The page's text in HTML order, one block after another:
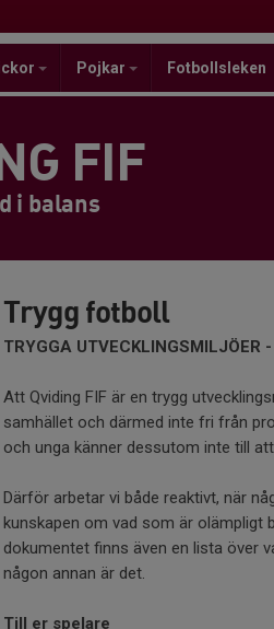
Pojkar Fotbollsleken
FIF
i balans
Trygg fotboll
TRYGGA UTVECKLINGSMILJÖER
Att Qviding FIF är en trygg
samhället och därmed inte fri från
och unga känner dessutom inte till
Därför arbetar vi både reaktivt, när
kunskapen om vad som är olämpligt
dokumentet finns även en lista över
någon annan är det.
Till er spelare